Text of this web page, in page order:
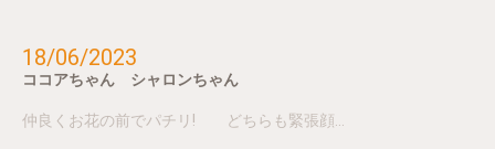
18/06/2023
ココアちゃん シャロンちゃん
仲良くお花の前でパチリ! どちらも緊張顔…